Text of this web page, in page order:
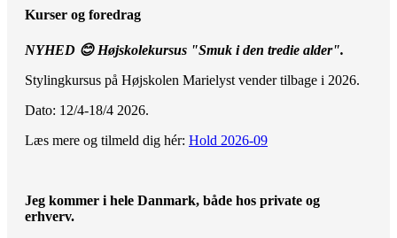
Kurser og foredrag
NYHED 😊 Højskolekursus "Smuk i den tredie alder".
Stylingkursus på Højskolen Marielyst vender tilbage i 2026.
Dato: 12/4-18/4 2026.
Læs mere og tilmeld dig hér: Hold 2026-09
Jeg kommer i hele Danmark, både hos private og
erhverv.